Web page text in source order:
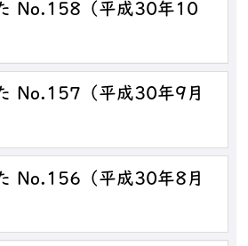
No.158（平成30年10
No.157（平成30年9月
No.156（平成30年8月